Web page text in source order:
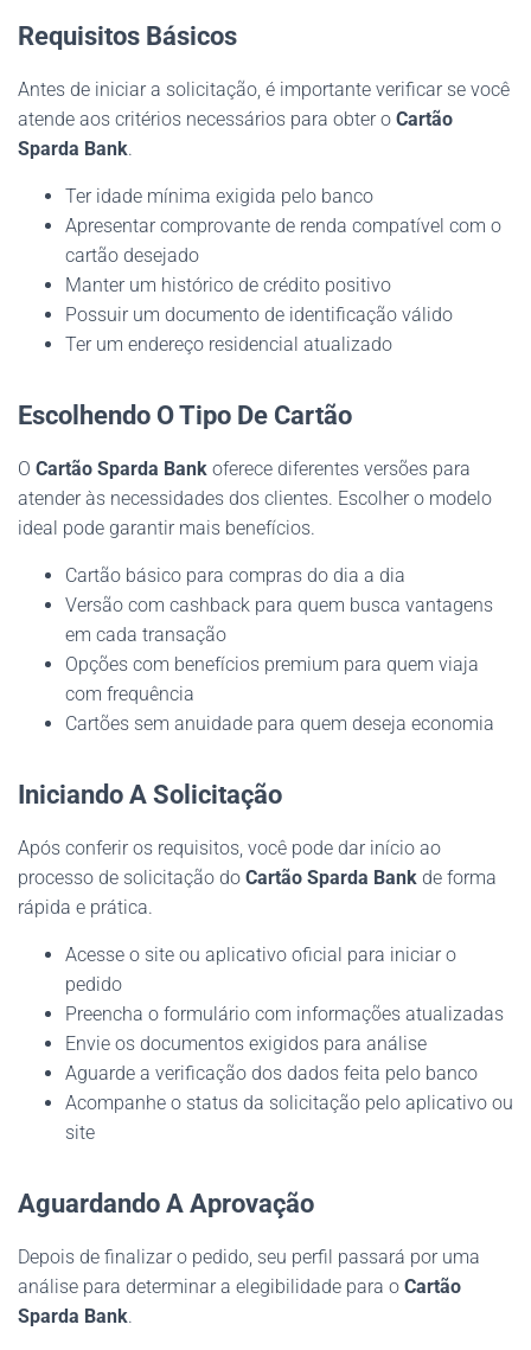
Requisitos Básicos
Antes de iniciar a solicitação, é importante verificar se você
atende aos critérios necessários para obter o Cartão
Sparda Bank.
Ter idade mínima exigida pelo banco
Apresentar comprovante de renda compatível com o
cartão desejado
Manter um histórico de crédito positivo
Possuir um documento de identificação válido
Ter um endereço residencial atualizado
Escolhendo O Tipo De Cartão
O Cartão Sparda Bank oferece diferentes versões para
atender às necessidades dos clientes. Escolher o modelo
ideal pode garantir mais benefícios.
Cartão básico para compras do dia a dia
Versão com cashback para quem busca vantagens
em cada transação
Opções com benefícios premium para quem viaja
com frequência
Cartões sem anuidade para quem deseja economia
Iniciando A Solicitação
Após conferir os requisitos, você pode dar início ao
processo de solicitação do Cartão Sparda Bank de forma
rápida e prática.
Acesse o site ou aplicativo oficial para iniciar o
pedido
Preencha o formulário com informações atualizadas
Envie os documentos exigidos para análise
Aguarde a verificação dos dados feita pelo banco
Acompanhe o status da solicitação pelo aplicativo ou
site
Aguardando A Aprovação
Depois de finalizar o pedido, seu perfil passará por uma
análise para determinar a elegibilidade para o Cartão
Sparda Bank.